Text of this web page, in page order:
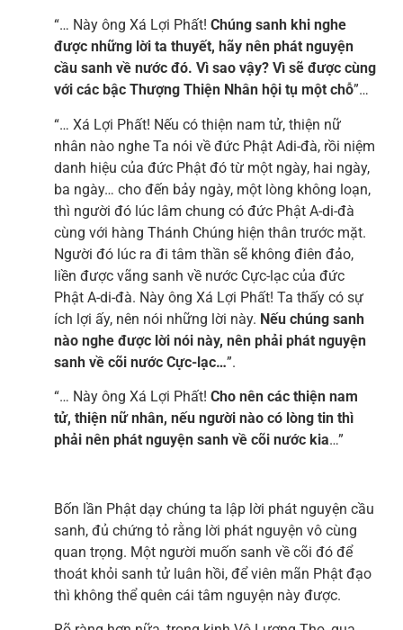
“… Này ông Xá Lợi Phất! Chúng sanh khi nghe
được những lời ta thuyết, hãy nên phát nguyện
cầu sanh về nước đó. Vì sao vậy? Vì sẽ được cùng
với các bậc Thượng Thiện Nhân hội tụ một chỗ”…
“… Xá Lợi Phất! Nếu có thiện nam tử, thiện nữ
nhân nào nghe Ta nói về đức Phật Adi-đà, rồi niệm
danh hiệu của đức Phật đó từ một ngày, hai ngày,
ba ngày… cho đến bảy ngày, một lòng không loạn,
thì người đó lúc lâm chung có đức Phật A-di-đà
cùng với hàng Thánh Chúng hiện thân trước mặt.
Người đó lúc ra đi tâm thần sẽ không điên đảo,
liền được vãng sanh về nước Cực-lạc của đức
Phật A-di-đà. Này ông Xá Lợi Phất! Ta thấy có sự
ích lợi ấy, nên nói những lời này. Nếu chúng sanh
nào nghe được lời nói này, nên phải phát nguyện
sanh về cõi nước Cực-lạc…”.
“… Này ông Xá Lợi Phất! Cho nên các thiện nam
tử, thiện nữ nhân, nếu người nào có lòng tin thì
phải nên phát nguyện sanh về cõi nước kia…”
Bốn lần Phật dạy chúng ta lập lời phát nguyện cầu
sanh, đủ chứng tỏ rằng lời phát nguyện vô cùng
quan trọng. Một người muốn sanh về cõi đó để
thoát khỏi sanh tử luân hồi, để viên mãn Phật đạo
thì không thể quên cái tâm nguyện này được.